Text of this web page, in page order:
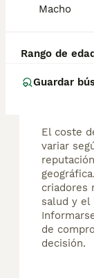
Macho
Rango de
Guardar
El coste
variar
criadores
salud y el
de
decisión.